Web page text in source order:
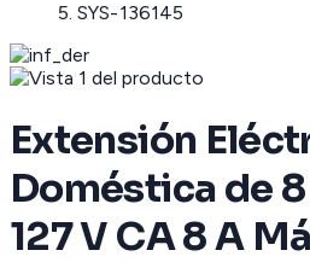
SYS-136145
Extensión
Doméstica de
127 V CA 8 A